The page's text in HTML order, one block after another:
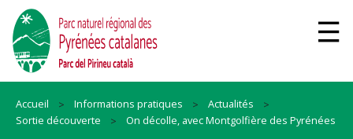
Accueil Informations pratiques
Actualités
Sortie découverte
On décolle, avec Montgolfière des Pyrénées